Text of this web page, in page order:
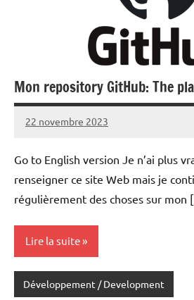
Mon repository GitHub: The
22 novembre 2023
Laurent
ACKER
Go to English version Je n’ai plus
renseigner ce site Web mais je
régulièrement des choses sur mon
Lire la suite
Développement / Development